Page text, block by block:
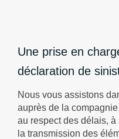
Une prise en
déclaration de
Nous vous assistons
auprès de la
au respect des délais,
la transmission des